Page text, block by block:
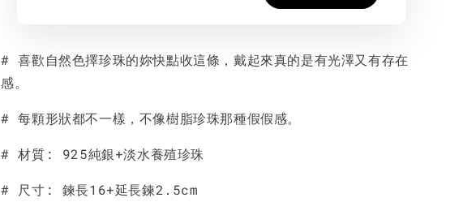
# 喜歡自然色擇珍珠的妳快點收這條，戴起來真的是有光澤又有存在
感。
# 每顆形狀都不一樣，不像樹脂珍珠那種假假感。
# 材質: 925純銀+淡水養殖珍珠
# 尺寸: 鍊長16+延長鍊2.5cm